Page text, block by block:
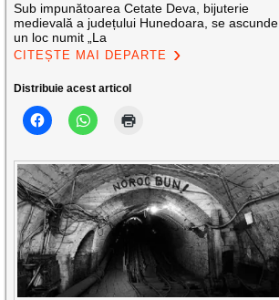
Sub impunătoarea Cetate Deva, bijuterie
medievală a județului Hunedoara, se ascunde
un loc numit „La
CITEȘTE MAI DEPARTE
Distribuie acest articol